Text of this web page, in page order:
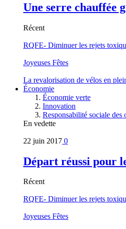
Une serre chauffée
Récent
RQFE- Diminuer les rejets
Joyeuses Fêtes
La revalorisation de vélos en
Économie
Économie verte
Innovation
Responsabilité sociale des
En vedette
22 juin 2017 0
Départ réussi pour
Récent
RQFE- Diminuer les rejets
Joyeuses Fêtes